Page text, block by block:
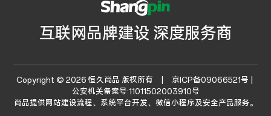
互联网品牌建设 深度服务商
Copyright © 2026 恒久尚品 版权所有 | 京ICP备09066521号 |
公安机关备案号:11011502003910号
尚品提供网站建设流程、系统平台开发、微信小程序及安全产品服务。